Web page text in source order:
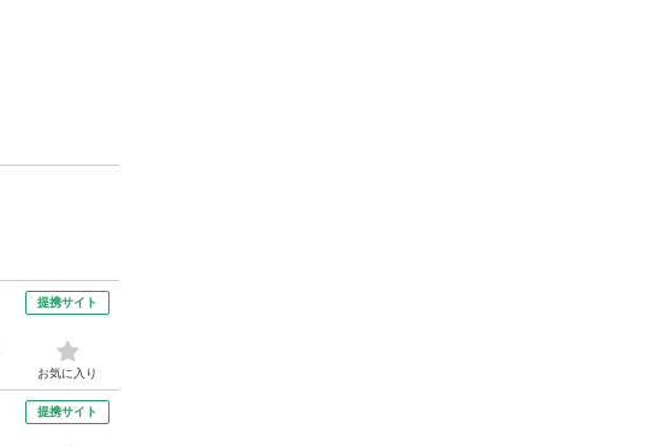
提携サイト
お気に入り
提携サイト